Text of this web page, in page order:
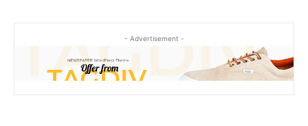
- Advertisement -